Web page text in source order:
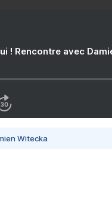
! Rencontre avec
Witecka